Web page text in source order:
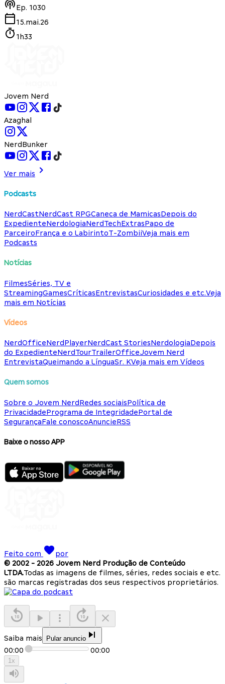
Ep. 1030
15.mai.26
1h33
Jovem Nerd
Azaghal
NerdBunker
Ver mais
Podcasts
NerdCastNerdCast RPGCaneca de MamicasDepois do
ExpedienteNerdologiaNerdTechExtrasPapo de
ParceiroFrança e o LabirintoT-ZombiiVeja mais em
Podcasts
Notícias
FilmesSéries, TV e
StreamingGamesCríticasEntrevistasCuriosidades e etc.Veja
mais em Notícias
Vídeos
NerdOfficeNerdPlayerNerdCast StoriesNerdologiaDepois
do ExpedienteNerdTourTrailerOfficeJovem Nerd
EntrevistaQueimando a LínguaSr. KVeja mais em Vídeos
Quem somos
Sobre o Jovem NerdRedes sociaisPolítica de
PrivacidadePrograma de IntegridadePortal de
SegurançaFale conoscoAnuncieRSS
Baixe o nosso APP
Feito com
por
© 2002 - 2026 Jovem Nerd Produção de Conteúdo
LTDA.Todas as imagens de filmes, séries, redes sociais e etc.
são marcas registradas dos seus respectivos proprietários.
Saiba mais Pular anuncio
00:00 00:00
1x